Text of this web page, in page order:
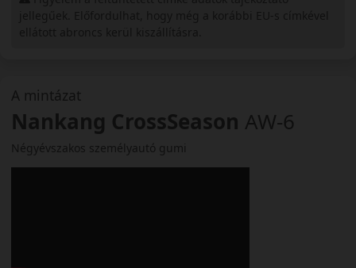
A mintázat
Nankang CrossSeason AW-6
Négyévszakos személyautó gumi